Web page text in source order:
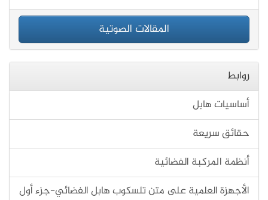
المقالات الصوتية
روابط
أساسيات هابل
حقائق سريعة
أنظمة المركبة الفضائية
الأجهزة العلمية على متن تلسكوب هابل الفضائي-جزء أول